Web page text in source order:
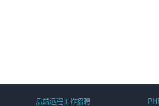
后端远程工作招聘